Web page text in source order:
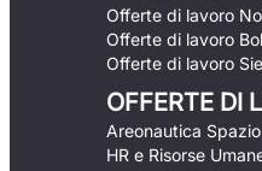
Offerte di lavoro
Offerte di lavoro
Offerte di lavoro
OFFERTE DI
Areonautica
HR e Risorse